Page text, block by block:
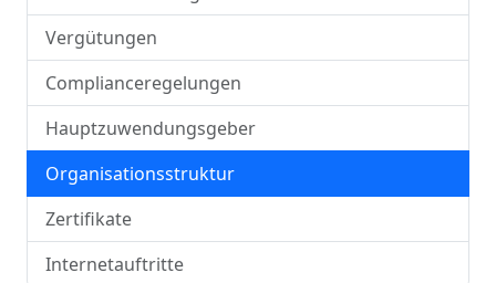
Vergütungen
Complianceregelungen
Hauptzuwendungsgeber
Organisationsstruktur
Zertifikate
Internetauftritte